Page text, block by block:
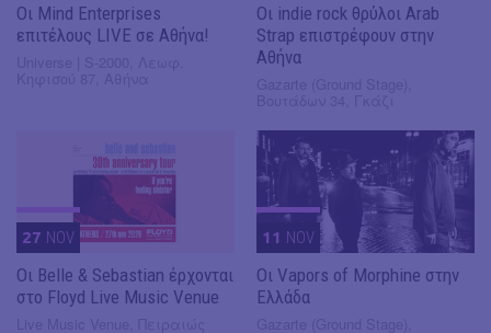
Οι Mind Enterprises
επιτέλους LIVE σε Αθήνα!
Οι indie rock θρύλοι Arab
Strap επιστρέφουν στην
Αθήνα
27 NOV
Οι Belle & Sebastian έρχονται
στο Floyd Live Music Venue
11 NOV
Οι Vapors of Morphine στην
Ελλάδα